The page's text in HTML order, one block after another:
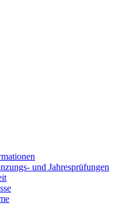
und Jahresprüfungen